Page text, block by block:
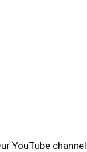
YouTube channel